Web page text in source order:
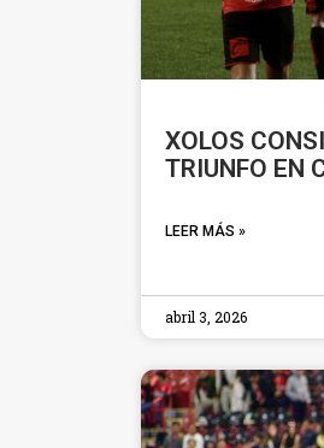
XOLOS
TRIUNFO EN
LEER MÁS »
abril 3, 2026